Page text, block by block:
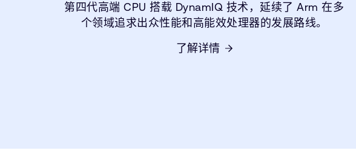
第四代高端 CPU 搭载 DynamIQ 技术，延续了 Arm 在多
个领域追求出众性能和高能效处理器的发展路线。
了解详情